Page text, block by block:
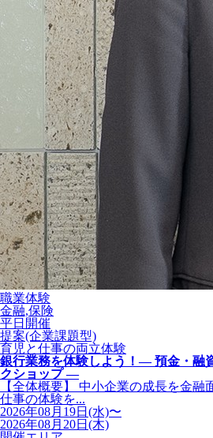
職業体験
金融,保険
平日開催
提案(企業課題型)
育児と仕事の両立体験
銀行業務を体験しよう！― 預金・融
クショップ ―
【全体概要】 中小企業の成長を金
仕事の体験を...
2026年08月19日(水)〜
2026年08月20日(木)